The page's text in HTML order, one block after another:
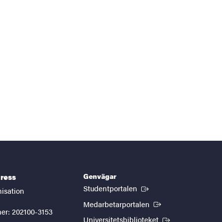
202100-3153
Genvägar
Studentportalen (Extern länk)
Medarbetarportalen (Extern länk)
Universitetsbiblioteket (Extern länk)